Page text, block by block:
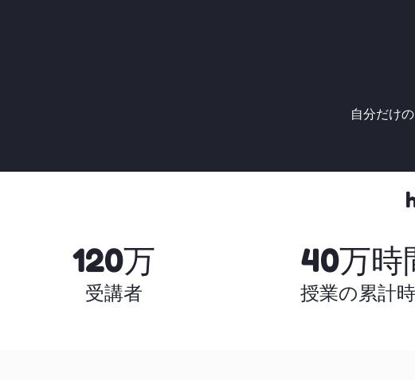
自分だけ
120万
受講者
40万時
授業の累計